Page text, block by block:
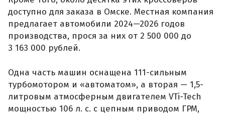
доступно для заказа в Омске. Местная компания
предлагает автомобили 2024—2026 годов
производства, прося за них от 2 500 000 до
3 163 000 рублей.
Одна часть машин оснащена 111-сильным
турбомотором и «автоматом», а вторая — 1,5-
литровым атмосферным двигателем VTi-Tech
мощностью 106 л. с. с цепным приводом ГРМ,